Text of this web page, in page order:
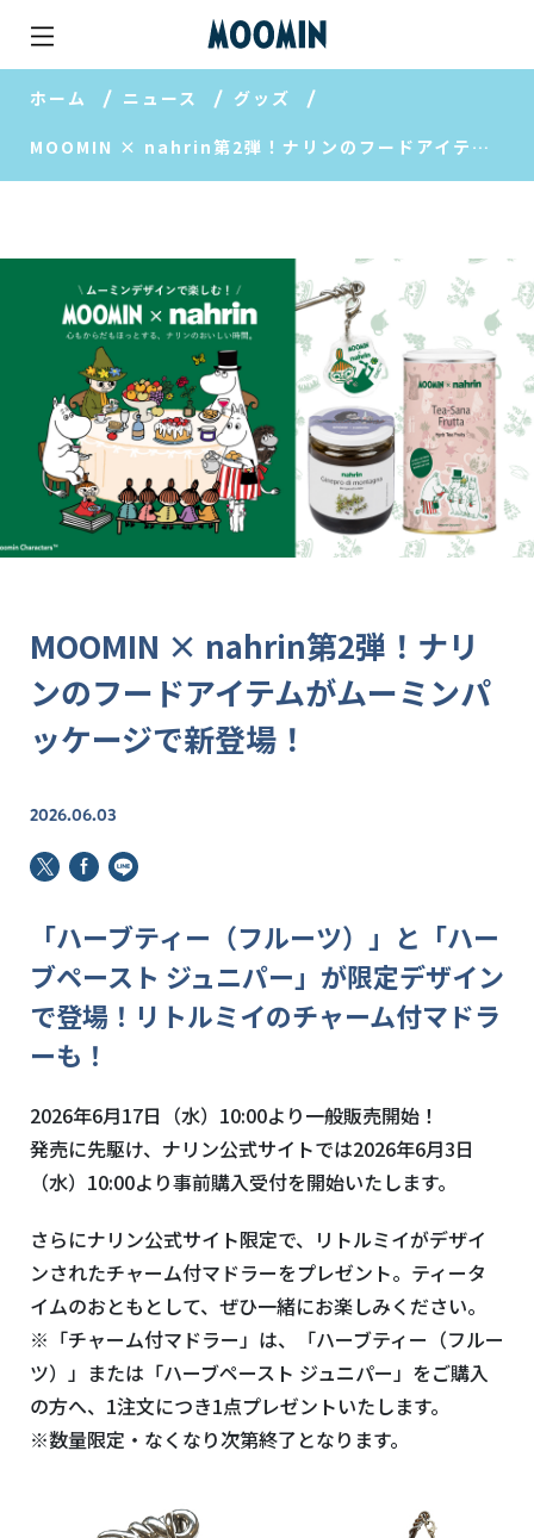
ホーム ニュース グッズ
MOOMIN × nahrin第2弾！ナリンのフードアイテムがムーミンパッケージで新登場！
MOOMIN × nahrin第2弾！ナリ
ンのフードアイテムがムーミンパ
ッケージで新登場！
2026.06.03
「ハーブティー（フルーツ）」と「ハー
ブペースト ジュニパー」が限定デザイン
で登場！リトルミイのチャーム付マドラ
ーも！
2026年6月17日（水）10:00より一般販売開始！
発売に先駆け、ナリン公式サイトでは2026年6月3日
（水）10:00より事前購入受付を開始いたします。
さらにナリン公式サイト限定で、リトルミイがデザイ
ンされたチャーム付マドラーをプレゼント。ティータ
イムのおともとして、ぜひ一緒にお楽しみください。
※「チャーム付マドラー」は、「ハーブティー（フルー
ツ）」または「ハーブペースト ジュニパー」をご購入
の方へ、1注文につき1点プレゼントいたします。
※数量限定・なくなり次第終了となります。